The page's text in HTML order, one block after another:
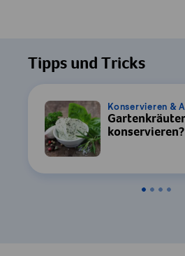
Tipps und Tricks
Konservieren &
konservieren?